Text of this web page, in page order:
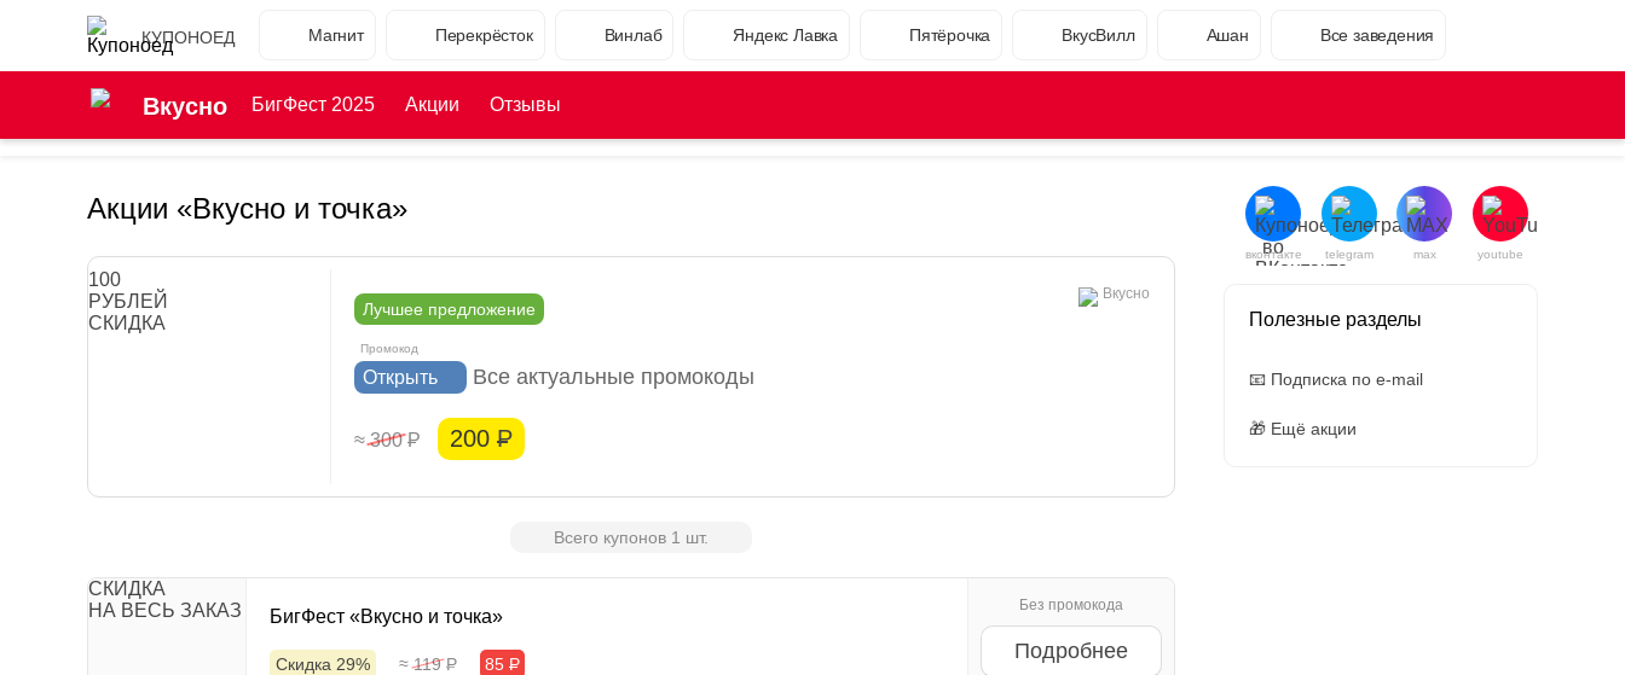
КУПОНОЕД Магнит Перекрёсток Винлаб Яндекс Лавка Пятёрочка ВкусВилл Ашан Все заведения
Вкусно БигФест 2025 Акции Отзывы
Акции «Вкусно и точка»
Вкусно
100
РУБЛЕЙ
СКИДКА
Лучшее предложение
Открыть Все актуальные промокоды
≈ 300Р 200 Р
Всего купонов 1 шт.
СКИДКА
НА ВЕСЬ ЗАКАЗ
БигФест «Вкусно и точка»
Скидка 29% ≈ 119Р 85 Р
Без промокода
Подробнее
вконтакте telegram max youtube
Полезные разделы
📧 Подписка по e-mail
🎁 Ещё акции